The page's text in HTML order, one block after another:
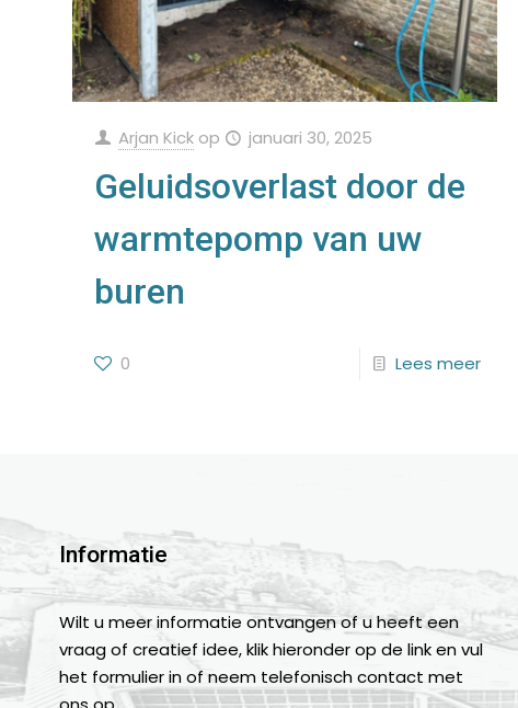
Arjan Kick op januari 30, 2025
Geluidsoverlast door de
warmtepomp van uw
buren
0 Lees meer
Informatie
Wilt u meer informatie ontvangen of u heeft een
vraag of creatief idee, klik hieronder op de link en vul
het formulier in of neem telefonisch contact met